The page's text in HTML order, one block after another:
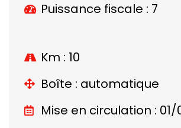
Puissance fiscale : 7
Km : 10
Boîte : automatique
Mise en circulation : 01/